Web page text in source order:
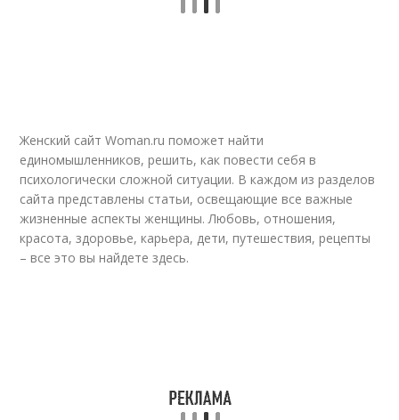
Женский сайт Woman.ru поможет найти
единомышленников, решить, как повести себя в
психологически сложной ситуации. В каждом из разделов
сайта представлены статьи, освещающие все важные
жизненные аспекты женщины. Любовь, отношения,
красота, здоровье, карьера, дети, путешествия, рецепты
– все это вы найдете здесь.